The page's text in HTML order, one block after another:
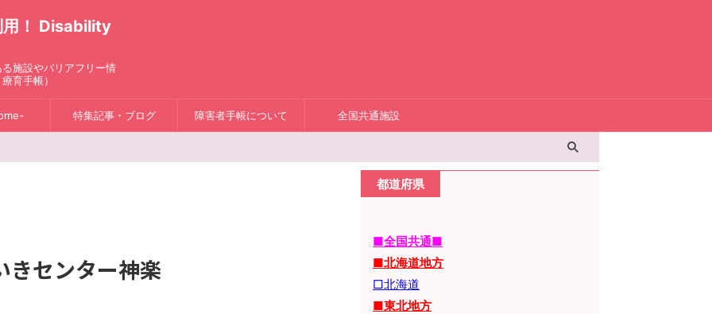
用！ Disability
施設やバリアフリー情
育手帳）
特集記事・ブログ 障害者手帳について 全国共通施設
きセンター神楽
都道府県
■全国共通■
■北海道地方
□北海道
■東北地方